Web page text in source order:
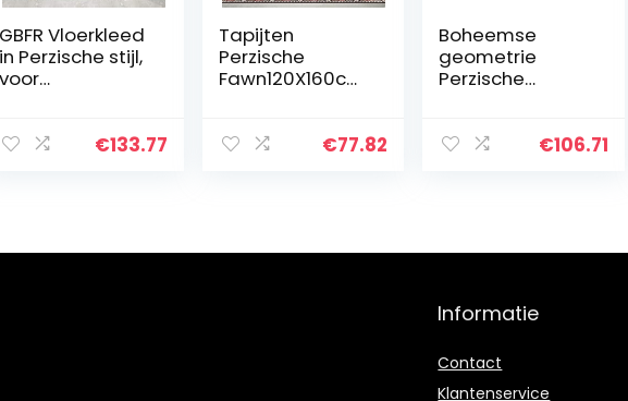
GBFR Vloerkleed
in Perzische stijl,
voor
tapijt,
€133.77
Tapijten
Perzische
Fawn120X160cm
Anti-bacteriële
€77.82
Boheemse
geometrie
Perzische
blauw kleur€106.71
Informatie
Contact
Klantenservice